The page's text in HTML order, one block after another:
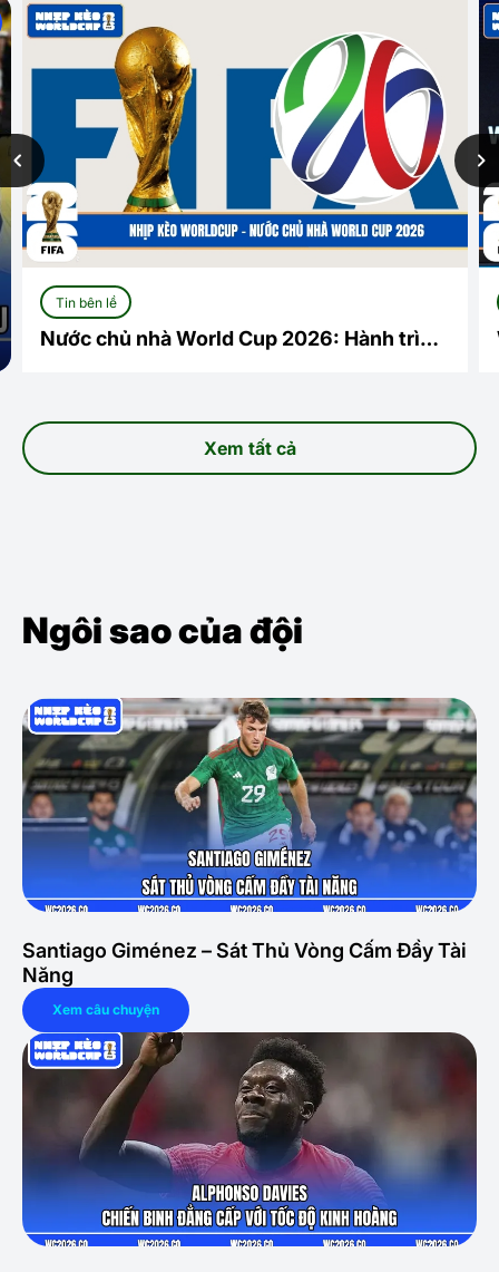
Xem tất cả
Tin bên lề
Nước chủ nhà World Cup 2026: Hành trình
Ngôi sao của đội
Santiago Giménez – Sát Thủ Vòng Cấm Đầy Tài
Năng
Xem câu chuyện